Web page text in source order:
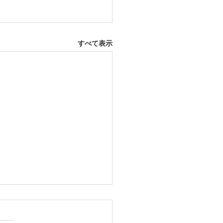
すべて表示
西尾市